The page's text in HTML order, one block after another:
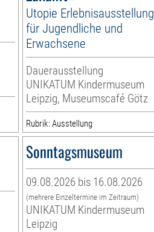
Utopie Erlebnisausstellung
für Jugendliche und
Erwachsene
Dauerausstellung
UNIKATUM Kindermuseum
Leipzig, Museumscafé Götz
Rubrik: Ausstellung
Sonntagsmuseum
09.08.2026 bis 16.08.2026
(mehrere Einzeltermine im Zeitraum)
UNIKATUM Kindermuseum
Leipzig